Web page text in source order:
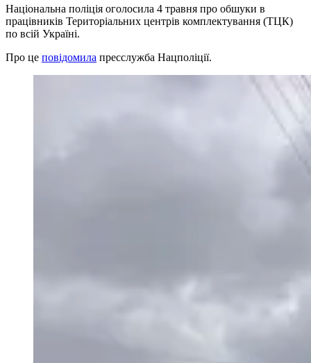
Національна поліція оголосила 4 травня про обшуки в
працівників Територіальних центрів комплектування (ТЦК)
по всій Україні.
Про це повідомила пресслужба Нацполіції.